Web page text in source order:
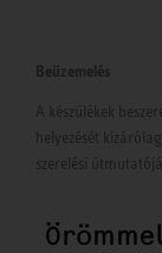
Beüzemelés
A készülékek
helyezését
szerelési